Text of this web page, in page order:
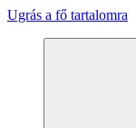
Ugrás a fő tartalomra